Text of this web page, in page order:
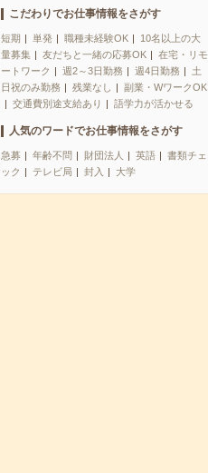
こだわりでお仕事情報をさがす
短期 単発 職種未経験OK
10名以上の大
量募集
友だちと一緒の応募OK
在宅・リモ
ートワーク
週2～3日勤務 週4日勤務
土
日祝のみ勤務
残業なし
副業・WワークOK
交通費別途支給あり
語学力が活かせる
人気のワードでお仕事情報をさがす
急募 年齢不問 財団法人 英語
書類チェ
ック
テレビ局 封入 大学